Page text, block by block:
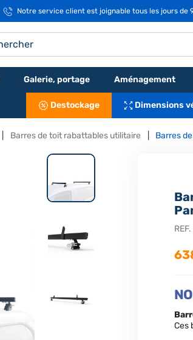
Notre service client est joignable tous les jours de
Galerie, portage Aménagement
Destockage Dimensions
Barres de toit rabattables utilitaire Barres
REF.
Ces